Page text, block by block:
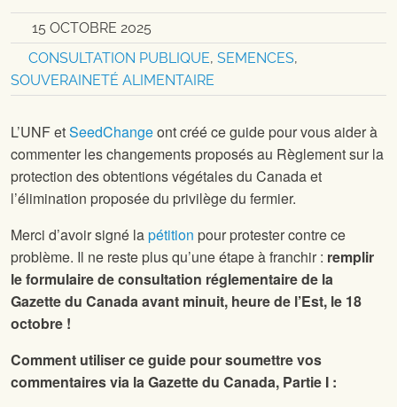
15 OCTOBRE 2025
CONSULTATION PUBLIQUE, SEMENCES,
SOUVERAINETÉ ALIMENTAIRE
L’UNF etSeedChangeont créé ce guide pour vous aider à
commenter les changements proposés au Règlement sur la
protection des obtentions végétales du Canada et
l’élimination proposée du privilège du fermier.
Merci d’avoir signé lapétition pour protester contre ce
problème. Il ne reste plus qu’une étape à franchir : remplir
le formulaire de consultation réglementaire de la
Gazette du Canada avant minuit, heure de l’Est, le 18
octobre !
Comment utiliser ce guide pour soumettre vos
commentaires via la Gazette du Canada, Partie I :